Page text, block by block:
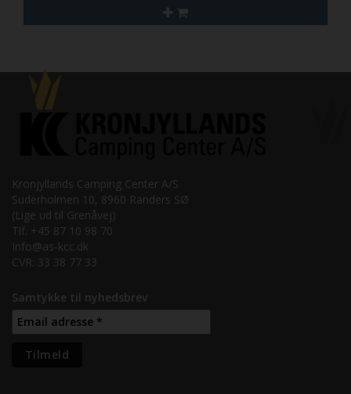
Kronjyllands Camping Center A/S
Suderholmen 10, 8960 Randers SØ
(Lige ud til Grenåvej)
Tlf. +45 87 10 98 70
Info@as-kcc.dk
CVR: 33 38 77 33
Samtykke til nyhedsbrev